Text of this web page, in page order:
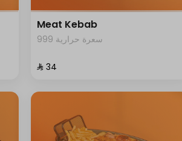
Meat Kebab
999 سعرة حرارية
⁨⁦‪‬ 34⁩